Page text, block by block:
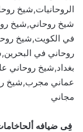
الروحانيات,شيخ
شيخ روحاني,شيخ
في الكويت,شيخ
روحاني في
بغداد,شيخ روحاني
عماني مجرب,شيخ
مجاني
فِى ضيافه